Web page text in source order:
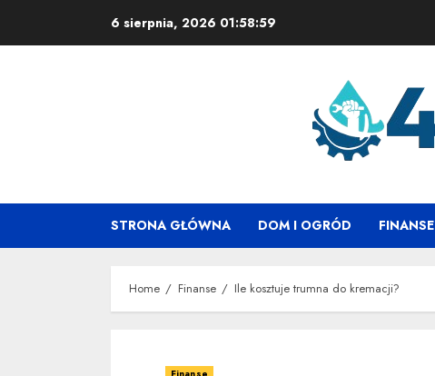
6 sierpnia, 2026 01:59:00
STRONA GŁÓWNA DOM I OGRÓD FINANSE
Home Finanse Ile kosztuje trumna do kremacji?